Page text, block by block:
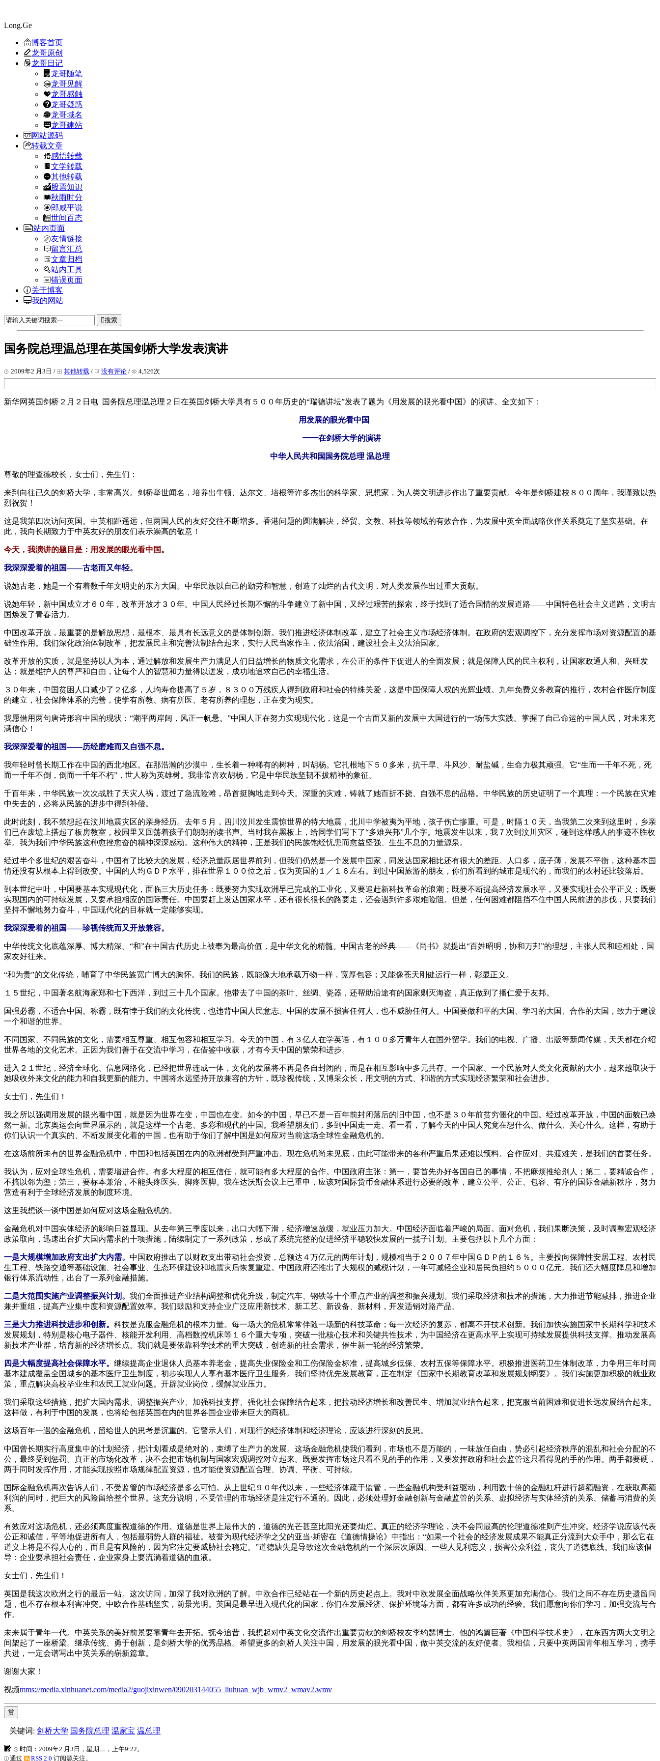
Long.Ge
博客首页
龙哥原创
龙哥日记
龙哥随笔
龙哥见解
龙哥感触
龙哥疑惑
龙哥域名
龙哥建站
网站源码
转载文章
感悟转载
文学转载
其他转载
股票知识
秋雨时分
郎咸平说
世间百态
站内页面
友情链接
留言汇总
文章归档
站内工具
错误页面
关于博客
我的网站
搜索
国务院总理温总理在英国剑桥大学发表演讲
2009年2 月3日 / 其他转载 / 没有评论 / 4,526次
新华网英国剑桥２月２日电 国务院总理温总理２日在英国剑桥大学具有５００年历史的“瑞德讲坛”发表了题为《用发展的眼光看中国》的演讲。全文如下：
用发展的眼光看中国
━━在剑桥大学的演讲
中华人民共和国国务院总理 温总理
尊敬的理查德校长，女士们，先生们：
来到向往已久的剑桥大学，非常高兴。剑桥举世闻名，培养出牛顿、达尔文、培根等许多杰出的科学家、思想家，为人类文明进步作出了重要贡献。今年是剑桥建校８００周年，我谨致以热
烈祝贺！
这是我第四次访问英国。中英相距遥远，但两国人民的友好交往不断增多。香港问题的圆满解决，经贸、文教、科技等领域的有效合作，为发展中英全面战略伙伴关系奠定了坚实基础。在
此，我向长期致力于中英友好的朋友们表示崇高的敬意！
今天，我演讲的题目是：用发展的眼光看中国。
我深深爱着的祖国——古老而又年轻。
说她古老，她是一个有着数千年文明史的东方大国。中华民族以自己的勤劳和智慧，创造了灿烂的古代文明，对人类发展作出过重大贡献。
说她年轻，新中国成立才６０年，改革开放才３０年。中国人民经过长期不懈的斗争建立了新中国，又经过艰苦的探索，终于找到了适合国情的发展道路——中国特色社会主义道路，文明古
国焕发了青春活力。
中国改革开放，最重要的是解放思想，最根本、最具有长远意义的是体制创新。我们推进经济体制改革，建立了社会主义市场经济体制。在政府的宏观调控下，充分发挥市场对资源配置的基
础性作用。我们深化政治体制改革，把发展民主和完善法制结合起来，实行人民当家作主，依法治国，建设社会主义法治国家。
改革开放的实质，就是坚持以人为本，通过解放和发展生产力满足人们日益增长的物质文化需求，在公正的条件下促进人的全面发展；就是保障人民的民主权利，让国家政通人和、兴旺发
达；就是维护人的尊严和自由，让每个人的智慧和力量得以迸发，成功地追求自己的幸福生活。
３０年来，中国贫困人口减少了２亿多，人均寿命提高了５岁，８３００万残疾人得到政府和社会的特殊关爱，这是中国保障人权的光辉业绩。九年免费义务教育的推行，农村合作医疗制度
的建立，社会保障体系的完善，使学有所教、病有所医、老有所养的理想，正在变为现实。
我愿借用两句唐诗形容中国的现状：“潮平两岸阔，风正一帆悬。”中国人正在努力实现现代化，这是一个古而又新的发展中大国进行的一场伟大实践。掌握了自己命运的中国人民，对未来充
满信心！
我深深爱着的祖国——历经磨难而又自强不息。
我年轻时曾长期工作在中国的西北地区。在那浩瀚的沙漠中，生长着一种稀有的树种，叫胡杨。它扎根地下５０多米，抗干旱、斗风沙、耐盐碱，生命力极其顽强。它“生而一千年不死，死
而一千年不倒，倒而一千年不朽”，世人称为英雄树。我非常喜欢胡杨，它是中华民族坚韧不拔精神的象征。
千百年来，中华民族一次次战胜了天灾人祸，渡过了急流险滩，昂首挺胸地走到今天。深重的灾难，铸就了她百折不挠、自强不息的品格。中华民族的历史证明了一个真理：一个民族在灾难
中失去的，必将从民族的进步中得到补偿。
此时此刻，我不禁想起在汶川地震灾区的亲身经历。去年５月，四川汶川发生震惊世界的特大地震，北川中学被夷为平地，孩子伤亡惨重。可是，时隔１０天，当我第二次来到这里时，乡亲
们已在废墟上搭起了板房教室，校园里又回荡着孩子们朗朗的读书声。当时我在黑板上，给同学们写下了“多难兴邦”几个字。地震发生以来，我７次到汶川灾区，碰到这样感人的事迹不胜枚
举。我为我们中华民族这种愈挫愈奋的精神深深感动。这种伟大的精神，正是我们的民族饱经忧患而愈益坚强、生生不息的力量源泉。
经过半个多世纪的艰苦奋斗，中国有了比较大的发展，经济总量跃居世界前列，但我们仍然是一个发展中国家，同发达国家相比还有很大的差距。人口多，底子薄，发展不平衡，这种基本国
情还没有从根本上得到改变。中国的人均ＧＤＰ水平，排在世界１００位之后，仅为英国的１／１６左右。到过中国旅游的朋友，你们所看到的城市是现代的，而我们的农村还比较落后。
到本世纪中叶，中国要基本实现现代化，面临三大历史任务：既要努力实现欧洲早已完成的工业化，又要追赶新科技革命的浪潮；既要不断提高经济发展水平，又要实现社会公平正义；既要
实现国内的可持续发展，又要承担相应的国际责任。中国要赶上发达国家水平，还有很长很长的路要走，还会遇到许多艰难险阻。但是，任何困难都阻挡不住中国人民前进的步伐，只要我们
坚持不懈地努力奋斗，中国现代化的目标就一定能够实现。
我深深爱着的祖国——珍视传统而又开放兼容。
中华传统文化底蕴深厚、博大精深。“和”在中国古代历史上被奉为最高价值，是中华文化的精髓。中国古老的经典——《尚书》就提出“百姓昭明，协和万邦”的理想，主张人民和睦相处，国
家友好往来。
“和为贵”的文化传统，哺育了中华民族宽广博大的胸怀。我们的民族，既能像大地承载万物一样，宽厚包容；又能像苍天刚健运行一样，彰显正义。
１５世纪，中国著名航海家郑和七下西洋，到过三十几个国家。他带去了中国的茶叶、丝绸、瓷器，还帮助沿途有的国家剿灭海盗，真正做到了播仁爱于友邦。
国强必霸，不适合中国。称霸，既有悖于我们的文化传统，也违背中国人民意志。中国的发展不损害任何人，也不威胁任何人。中国要做和平的大国、学习的大国、合作的大国，致力于建设
一个和谐的世界。
不同国家、不同民族的文化，需要相互尊重、相互包容和相互学习。今天的中国，有３亿人在学英语，有１００多万青年人在国外留学。我们的电视、广播、出版等新闻传媒，天天都在介绍
世界各地的文化艺术。正因为我们善于在交流中学习，在借鉴中收获，才有今天中国的繁荣和进步。
进入２１世纪，经济全球化、信息网络化，已经把世界连成一体，文化的发展将不再是各自封闭的，而是在相互影响中多元共存。一个国家、一个民族对人类文化贡献的大小，越来越取决于
她吸收外来文化的能力和自我更新的能力。中国将永远坚持开放兼容的方针，既珍视传统，又博采众长，用文明的方式、和谐的方式实现经济繁荣和社会进步。
女士们，先生们！
我之所以强调用发展的眼光看中国，就是因为世界在变，中国也在变。如今的中国，早已不是一百年前封闭落后的旧中国，也不是３０年前贫穷僵化的中国。经过改革开放，中国的面貌已焕
然一新。北京奥运会向世界展示的，就是这样一个古老、多彩和现代的中国。我希望朋友们，多到中国走一走、看一看，了解今天的中国人究竟在想什么、做什么、关心什么。这样，有助于
你们认识一个真实的、不断发展变化着的中国，也有助于你们了解中国是如何应对当前这场全球性金融危机的。
在这场前所未有的世界金融危机中，中国和包括英国在内的欧洲都受到严重冲击。现在危机尚未见底，由此可能带来的各种严重后果还难以预料。合作应对、共渡难关，是我们的首要任务。
我认为，应对全球性危机，需要增进合作。有多大程度的相互信任，就可能有多大程度的合作。中国政府主张：第一，要首先办好各国自己的事情，不把麻烦推给别人；第二，要精诚合作，
不搞以邻为壑；第三，要标本兼治，不能头疼医头、脚疼医脚。我在达沃斯会议上已重申，应该对国际货币金融体系进行必要的改革，建立公平、公正、包容、有序的国际金融新秩序，努力
营造有利于全球经济发展的制度环境。
这里我想谈一谈中国是如何应对这场金融危机的。
金融危机对中国实体经济的影响日益显现。从去年第三季度以来，出口大幅下滑，经济增速放缓，就业压力加大。中国经济面临着严峻的局面。面对危机，我们果断决策，及时调整宏观经济
政策取向，迅速出台扩大国内需求的十项措施，陆续制定了一系列政策，形成了系统完整的促进经济平稳较快发展的一揽子计划。主要包括以下几个方面：
一是大规模增加政府支出扩大内需。 中国政府推出了以财政支出带动社会投资，总额达４万亿元的两年计划，规模相当于２００７年中国ＧＤＰ的１６％。主要投向保障性安居工程、农村民
生工程、铁路交通等基础设施、社会事业、生态环保建设和地震灾后恢复重建。中国政府还推出了大规模的减税计划，一年可减轻企业和居民负担约５０００亿元。我们还大幅度降息和增加
银行体系流动性，出台了一系列金融措施。
二是大范围实施产业调整振兴计划。 我们全面推进产业结构调整和优化升级，制定汽车、钢铁等十个重点产业的调整和振兴规划。我们采取经济和技术的措施，大力推进节能减排，推进企业
兼并重组，提高产业集中度和资源配置效率。我们鼓励和支持企业广泛应用新技术、新工艺、新设备、新材料，开发适销对路产品。
三是大力推进科技进步和创新。 科技是克服金融危机的根本力量。每一场大的危机常常伴随一场新的科技革命；每一次经济的复苏，都离不开技术创新。我们加快实施国家中长期科学和技术
发展规划，特别是核心电子器件、核能开发利用、高档数控机床等１６个重大专项，突破一批核心技术和关键共性技术，为中国经济在更高水平上实现可持续发展提供科技支撑。推动发展高
新技术产业群，培育新的经济增长点。我们就是要依靠科学技术的重大突破，创造新的社会需求，催生新一轮的经济繁荣。
四是大幅度提高社会保障水平。 继续提高企业退休人员基本养老金，提高失业保险金和工伤保险金标准，提高城乡低保、农村五保等保障水平。积极推进医药卫生体制改革，力争用三年时间
基本建成覆盖全国城乡的基本医疗卫生制度，初步实现人人享有基本医疗卫生服务。我们坚持优先发展教育，正在制定《国家中长期教育改革和发展规划纲要》。我们实施更加积极的就业政
策，重点解决高校毕业生和农民工就业问题。开辟就业岗位，缓解就业压力。
我们采取这些措施，把扩大国内需求、调整振兴产业、加强科技支撑、强化社会保障结合起来，把拉动经济增长和改善民生、增加就业结合起来，把克服当前困难和促进长远发展结合起来。
这样做，有利于中国的发展，也将给包括英国在内的世界各国企业带来巨大的商机。
这场百年一遇的金融危机，留给世人的思考是沉重的。它警示人们，对现行的经济体制和经济理论，应该进行深刻的反思。
中国曾长期实行高度集中的计划经济，把计划看成是绝对的，束缚了生产力的发展。这场金融危机使我们看到，市场也不是万能的，一味放任自由，势必引起经济秩序的混乱和社会分配的不
公，最终受到惩罚。真正的市场化改革，决不会把市场机制与国家宏观调控对立起来。既要发挥市场这只看不见的手的作用，又要发挥政府和社会监管这只看得见的手的作用。两手都要硬，
两手同时发挥作用，才能实现按照市场规律配置资源，也才能使资源配置合理、协调、平衡、可持续。
国际金融危机再次告诉人们，不受监管的市场经济是多么可怕。从上世纪９０年代以来，一些经济体疏于监管，一些金融机构受利益驱动，利用数十倍的金融杠杆进行超额融资，在获取高额
利润的同时，把巨大的风险留给整个世界。这充分说明，不受管理的市场经济是注定行不通的。因此，必须处理好金融创新与金融监管的关系、虚拟经济与实体经济的关系、储蓄与消费的关
系。
有效应对这场危机，还必须高度重视道德的作用。道德是世界上最伟大的，道德的光芒甚至比阳光还要灿烂。真正的经济学理论，决不会同最高的伦理道德准则产生冲突。经济学说应该代表
公正和诚信，平等地促进所有人，包括最弱势人群的福祉。被誉为现代经济学之父的亚当·斯密在《道德情操论》中指出：“如果一个社会的经济发展成果不能真正分流到大众手中，那么它在
道义上将是不得人心的，而且是有风险的，因为它注定要威胁社会稳定。”道德缺失是导致这次金融危机的一个深层次原因。一些人见利忘义，损害公众利益，丧失了道德底线。我们应该倡
导：企业要承担社会责任，企业家身上要流淌着道德的血液。
女士们，先生们！
英国是我这次欧洲之行的最后一站。这次访问，加深了我对欧洲的了解。中欧合作已经站在一个新的历史起点上。我对中欧发展全面战略伙伴关系更加充满信心。我们之间不存在历史遗留问
题，也不存在根本利害冲突。中欧合作基础坚实，前景光明。英国是最早进入现代化的国家，你们在发展经济、保护环境等方面，都有许多成功的经验。我们愿意向你们学习，加强交流与合
作。
未来属于青年一代。中英关系的美好前景要靠青年去开拓。抚今追昔，我想起对中英文化交流作出重要贡献的剑桥校友李约瑟博士。他的鸿篇巨著《中国科学技术史》，在东西方两大文明之
间架起了一座桥梁。继承传统、勇于创新，是剑桥大学的优秀品格。希望更多的剑桥人关注中国，用发展的眼光看中国，做中英交流的友好使者。我相信，只要中英两国青年相互学习，携手
共进，一定会谱写出中英关系的崭新篇章。
谢谢大家！
视频mms://media.xinhuanet.com/media2/guojixinwen/090203144055_liuhuan_wjb_wmv2_wmav2.wmv
赏
关键词: 剑桥大学 国务院总理 温家宝 温总理
时间：2009年2 月3日，星期二，上午9:22。
通过
RSS 2.0 订阅源关注。